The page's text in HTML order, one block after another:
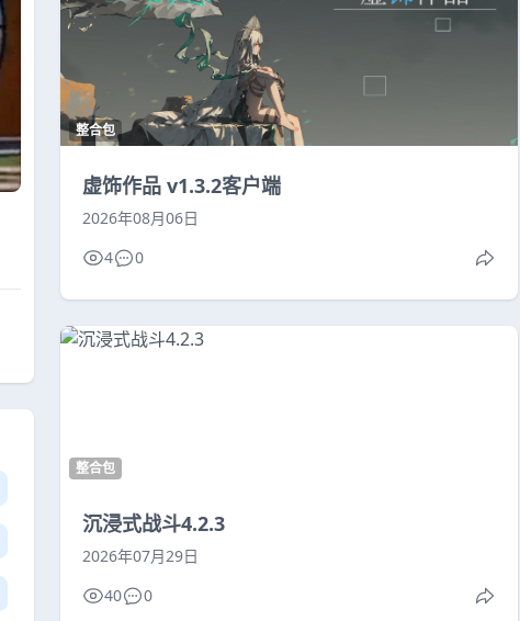
整合包
虚饰作品 v1.3.2客户端
2026年08月06日
4
0
整合包
沉浸式战斗4.2.3
2026年07月29日
40
0